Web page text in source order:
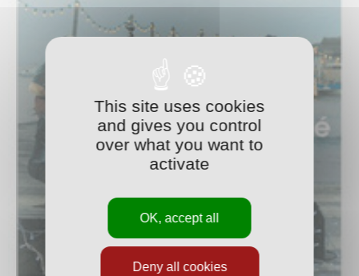
This site uses cookies
and gives you control
over what you want to
activate
OK, accept all
Deny all cookies